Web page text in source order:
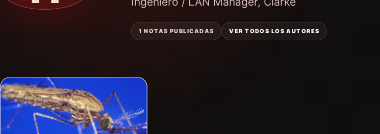
1 NOTAS PUBLICADAS VER TODOS LOS AUTORES